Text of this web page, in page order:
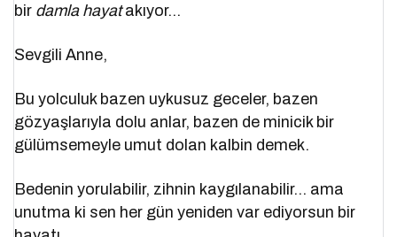
bir damla hayatakıyor…
Sevgili Anne,
Bu yolculuk bazen uykusuz geceler, bazen
gözyaşlarıyla dolu anlar, bazen de minicik bir
gülümsemeyle umut dolan kalbin demek.
Bedenin yorulabilir, zihnin kaygılanabilir… ama
unutma ki sen her gün yeniden var ediyorsun bir